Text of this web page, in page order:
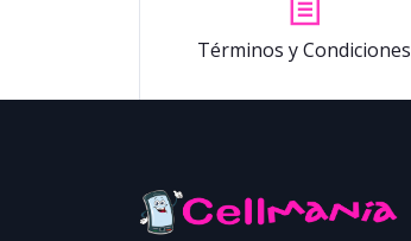
Términos y Condiciones